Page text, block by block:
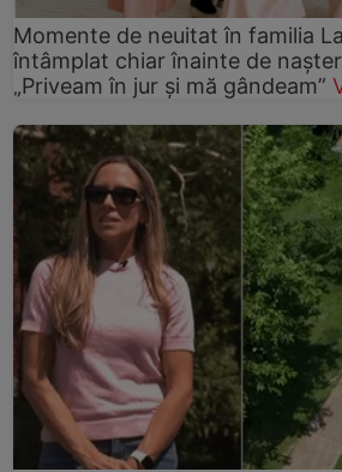
Momente de neuitat în familia
întâmplat chiar înainte de
„Priveam în jur și mă gândeam”